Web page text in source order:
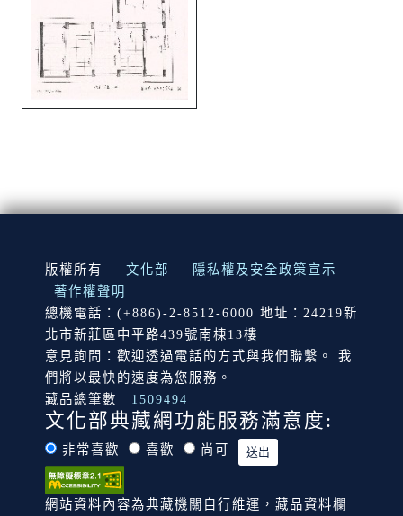
:::
版權所有 文化部
隱私權及安全政策宣示
著作權聲明
總機電話：(+886)-2-8512-6000 地址：24219新
北市新莊區中平路439號南棟13樓
意見詢問：歡迎透過電話的方式與我們聯繫。 我
們將以最快的速度為您服務。
藏品總筆數
1509494
文化部典藏網功能服務滿意度:
非常喜歡 喜歡 尚可
網站資料內容為典藏機關自行維運，藏品資料欄